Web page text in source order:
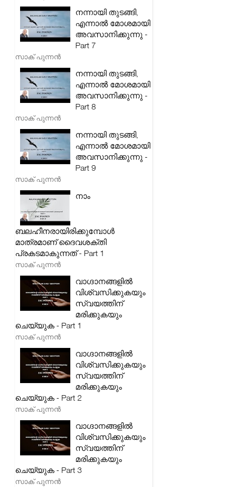
നന്നായി തുടങ്ങി,
എന്നാൽ മോശമായി
അവസാനിക്കുന്നു -
Part 7
സാക് പുന്നൻ
നന്നായി തുടങ്ങി,
എന്നാൽ മോശമായി
അവസാനിക്കുന്നു -
Part 8
സാക് പുന്നൻ
നന്നായി തുടങ്ങി,
എന്നാൽ മോശമായി
അവസാനിക്കുന്നു -
Part 9
സാക് പുന്നൻ
നാം
ബലഹീനരായിരിക്കുമ്പോൾ
മാത്രമാണ് ദൈവശക്തി
പ്രകടമാകുന്നത് - Part 1
സാക് പുന്നൻ
വാഗ്ദാനങ്ങളിൽ
വിശ്വസിക്കുകയും
സ്വയത്തിന്
മരിക്കുകയും
ചെയ്യുക - Part 1
സാക് പുന്നൻ
വാഗ്ദാനങ്ങളിൽ
വിശ്വസിക്കുകയും
സ്വയത്തിന്
മരിക്കുകയും
ചെയ്യുക - Part 2
സാക് പുന്നൻ
വാഗ്ദാനങ്ങളിൽ
വിശ്വസിക്കുകയും
സ്വയത്തിന്
മരിക്കുകയും
ചെയ്യുക - Part 3
സാക് പുന്നൻ